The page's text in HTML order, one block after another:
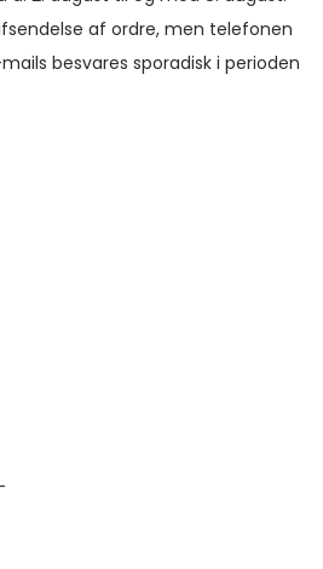
af ordre, men telefonen
besvares sporadisk i perioden